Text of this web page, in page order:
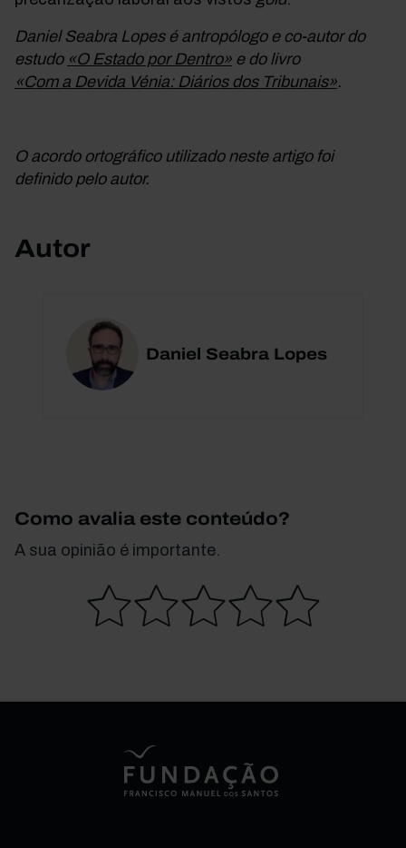
Daniel Seabra Lopes é antropólogo e co-autor do
estudo «O Estado por Dentro» e do livro
«Com a Devida Vénia: Diários dos Tribunais».
O acordo ortográfico utilizado neste artigo foi
definido pelo autor.
Autor
Daniel Seabra Lopes
Como avalia este conteúdo?
A sua opinião é importante.